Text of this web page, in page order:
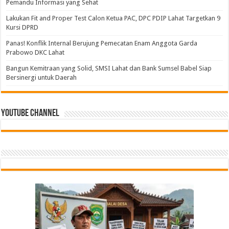
Pemandu Informasi yang Sehat
Lakukan Fit and Proper Test Calon Ketua PAC, DPC PDIP Lahat Targetkan 9
Kursi DPRD
Panas! Konflik Internal Berujung Pemecatan Enam Anggota Garda
Prabowo DKC Lahat
Bangun Kemitraan yang Solid, SMSI Lahat dan Bank Sumsel Babel Siap
Bersinergi untuk Daerah
Youtube Channel